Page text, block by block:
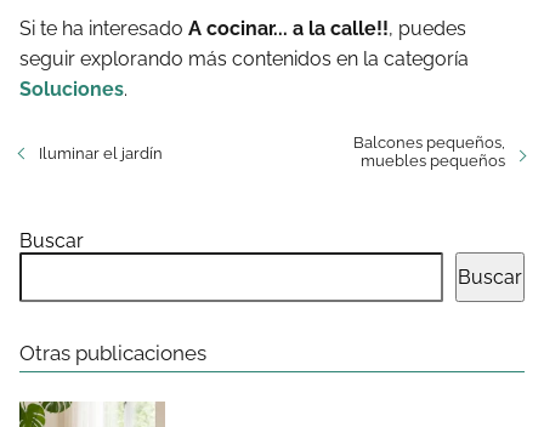
Si te ha interesado A cocinar... a la calle!!, puedes
seguir explorando más contenidos en la categoría
Soluciones.
Iluminar el jardín
Balcones pequeños,
muebles pequeños
Buscar
Buscar
Otras publicaciones